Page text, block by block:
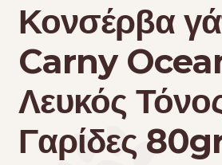
Κονσέρβα
Carny
Λευκός
Γαρίδες